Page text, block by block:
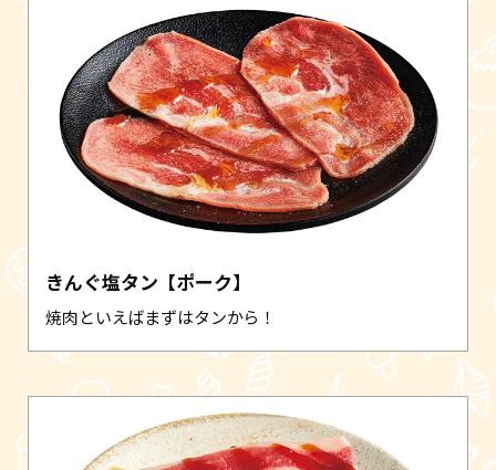
きんぐ塩タン【ポーク】
焼肉といえばまずはタンから！